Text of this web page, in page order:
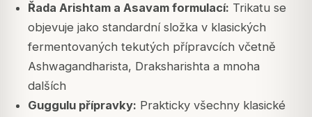
Řada Arishtam a Asavam formulací: Trikatu se
objevuje jako standardní složka v klasických
fermentovaných tekutých přípravcích včetně
Ashwagandharista, Draksharishta a mnoha
dalších
Guggulu přípravky: Prakticky všechny klasické